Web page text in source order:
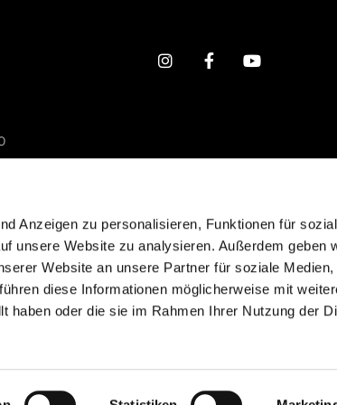
Anzeigen zu personalisieren, Funktionen für
unsere Website zu analysieren. Außerdem geben
Website an unsere Partner für soziale Medien,
diese Informationen möglicherweise mit
haben oder die sie im Rahmen Ihrer Nutzung der
Datenschutzerklärung ChurchDesk-